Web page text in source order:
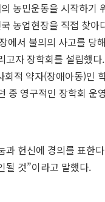
농민운동을 시작하기
농업현장을 직접 찾
서 불의의 사고를 당
자 장학회를 설립했다
적 약자(장애아동)인
중 영구적인 장학회 운
헌신에 경의를 표한
될 것”이라고 말했다.